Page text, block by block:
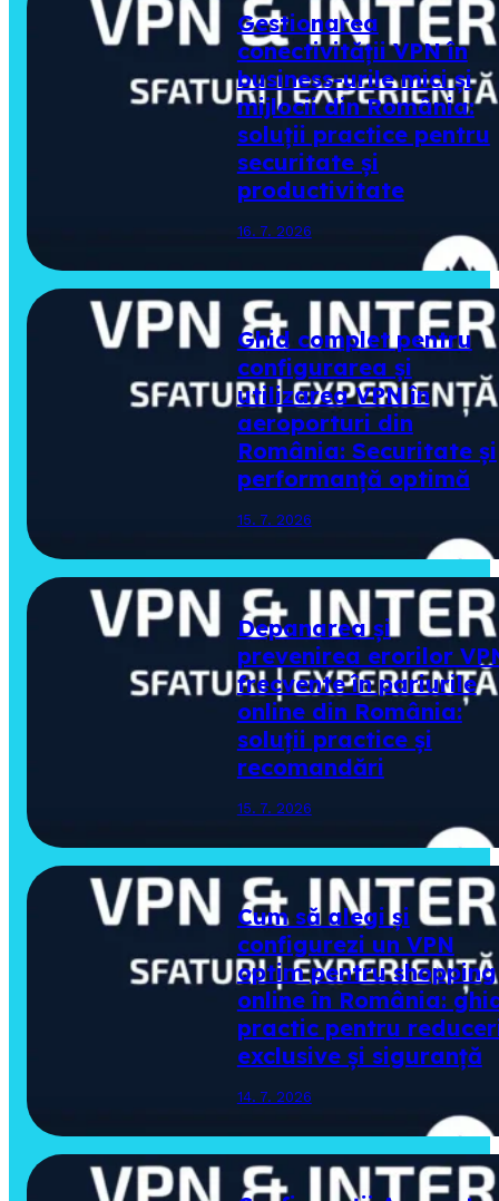
Gestionarea
conectivității VPN în
business-urile mici și
mijlocii din România:
soluții practice pentru
securitate și
productivitate
16. 7. 2026
Ghid complet pentru
configurarea și
utilizarea VPN în
aeroporturi din
România: Securitate și
performanță optimă
15. 7. 2026
Depanarea și
prevenirea erorilor
frecvente în pariurile
online din România:
soluții practice și
recomandări
15. 7. 2026
Cum să alegi și
configurezi un VPN
optim pentru shopping
online în România:
practic pentru
exclusive și siguranță
14. 7. 2026